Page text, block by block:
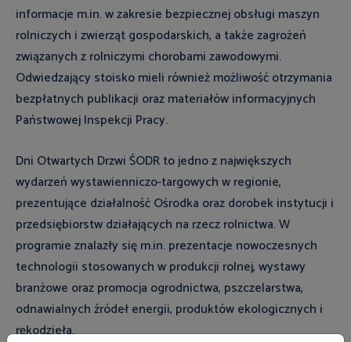
informacje m.in. w zakresie bezpiecznej obsługi maszyn
rolniczych i zwierząt gospodarskich, a także zagrożeń
związanych z rolniczymi chorobami zawodowymi.
Odwiedzający stoisko mieli również możliwość otrzymania
bezpłatnych publikacji oraz materiałów informacyjnych
Państwowej Inspekcji Pracy.
Dni Otwartych Drzwi ŚODR to jedno z największych
wydarzeń wystawienniczo-targowych w regionie,
prezentujące działalność Ośrodka oraz dorobek instytucji i
przedsiębiorstw działających na rzecz rolnictwa. W
programie znalazły się m.in. prezentacje nowoczesnych
technologii stosowanych w produkcji rolnej, wystawy
branżowe oraz promocja ogrodnictwa, pszczelarstwa,
odnawialnych źródeł energii, produktów ekologicznych i
rękodzieła.